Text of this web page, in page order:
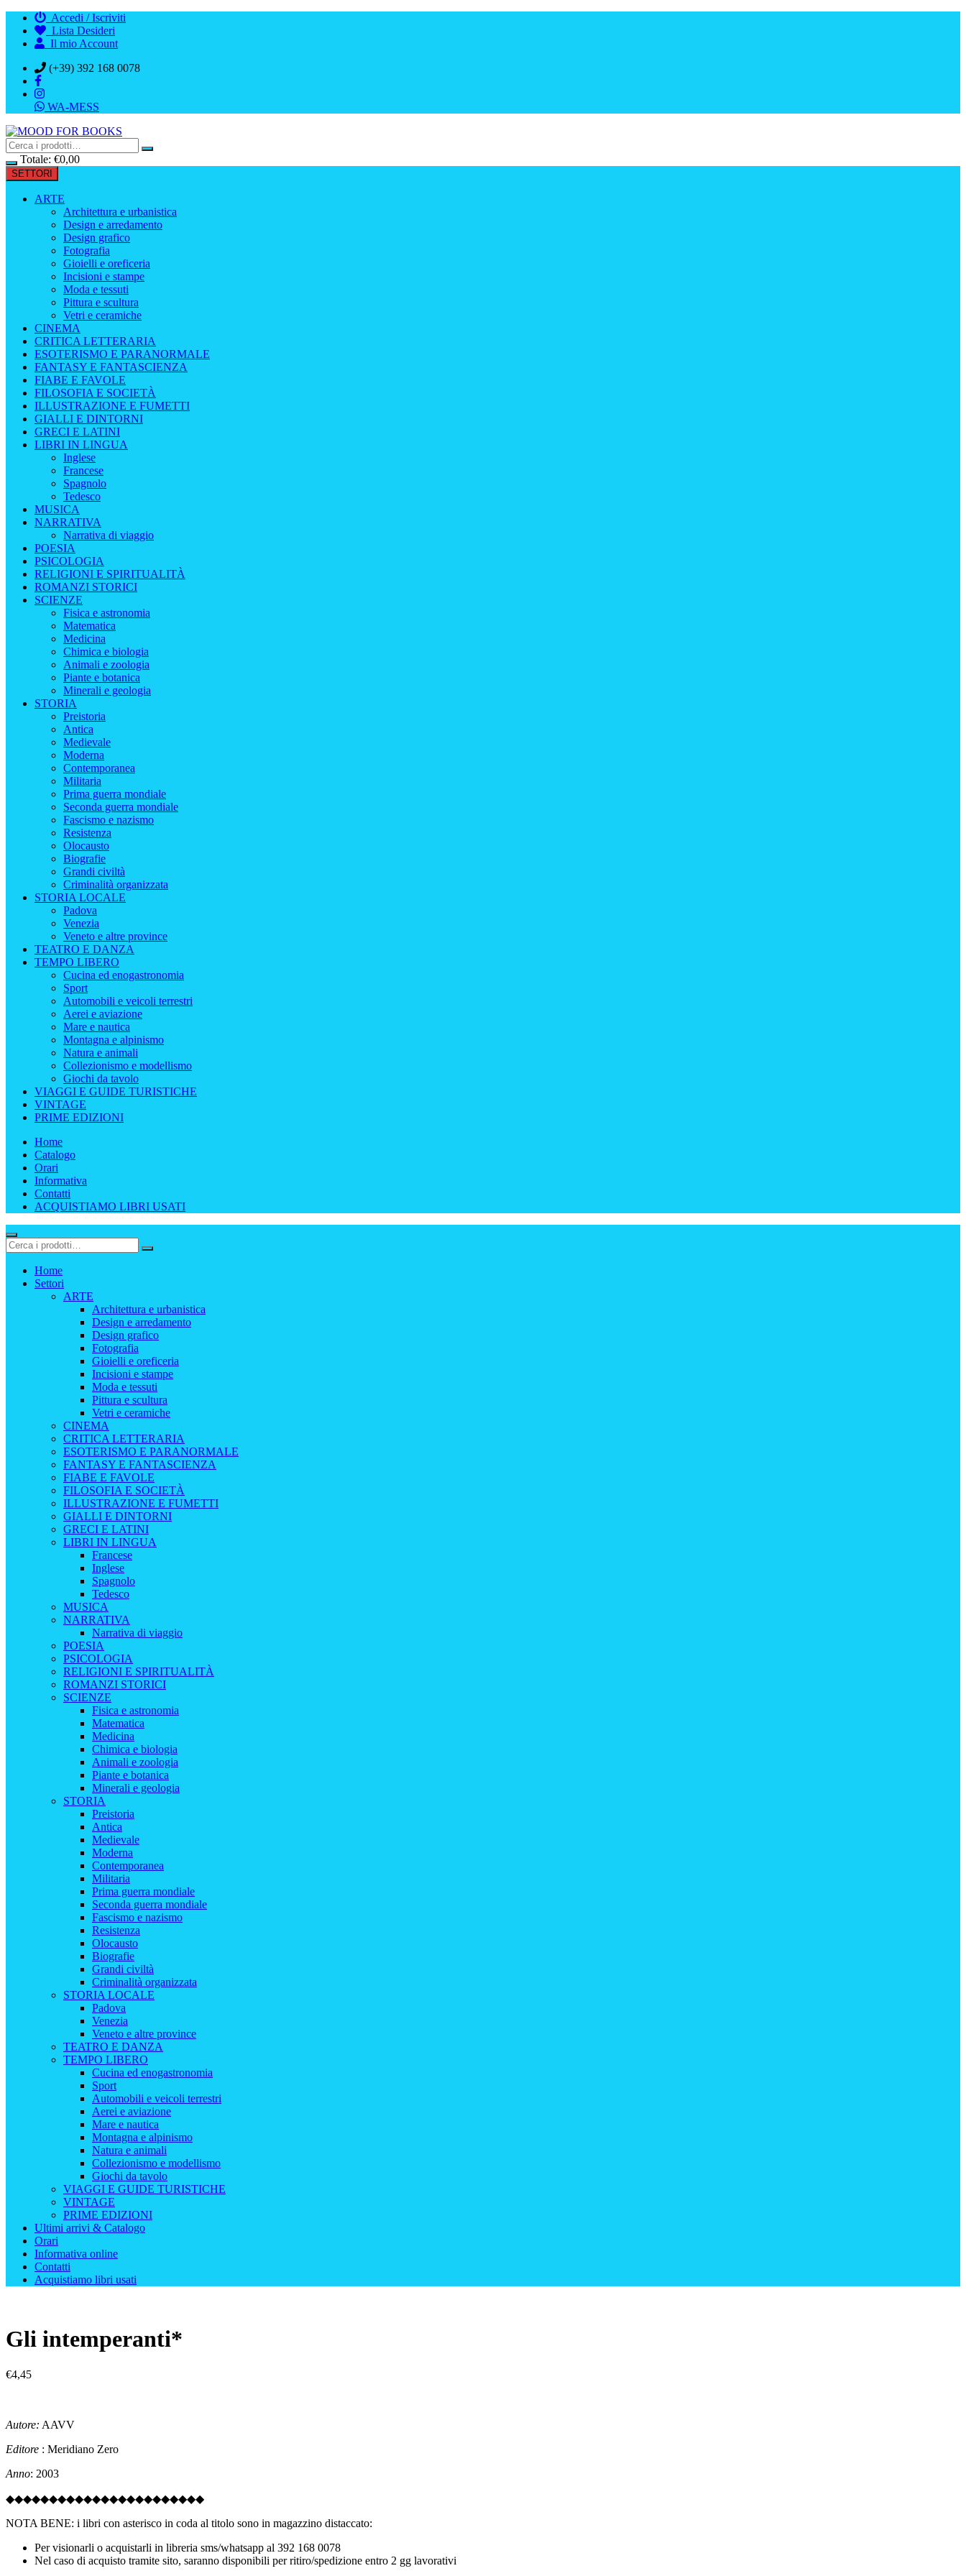
contenuto
Accedi / Iscriviti
Lista Desideri
Il mio Account
(+39) 392 168 0078
WA-MESS
Totale: €0,00
SETTORI
ARTE
Architettura e urbanistica
Design e arredamento
Design grafico
Fotografia
Gioielli e oreficeria
Incisioni e stampe
Moda e tessuti
Pittura e scultura
Vetri e ceramiche
CINEMA
CRITICA LETTERARIA
ESOTERISMO E PARANORMALE
FANTASY E FANTASCIENZA
FIABE E FAVOLE
FILOSOFIA E SOCIETÀ
ILLUSTRAZIONE E FUMETTI
GIALLI E DINTORNI
GRECI E LATINI
LIBRI IN LINGUA
Inglese
Francese
Spagnolo
Tedesco
MUSICA
NARRATIVA
Narrativa di viaggio
POESIA
PSICOLOGIA
RELIGIONI E SPIRITUALITÀ
ROMANZI STORICI
SCIENZE
Fisica e astronomia
Matematica
Medicina
Chimica e biologia
Animali e zoologia
Piante e botanica
Minerali e geologia
STORIA
Preistoria
Antica
Medievale
Moderna
Contemporanea
Militaria
Prima guerra mondiale
Seconda guerra mondiale
Fascismo e nazismo
Resistenza
Olocausto
Biografie
Grandi civiltà
Criminalità organizzata
STORIA LOCALE
Padova
Venezia
Veneto e altre province
TEATRO E DANZA
TEMPO LIBERO
Cucina ed enogastronomia
Sport
Automobili e veicoli terrestri
Aerei e aviazione
Mare e nautica
Montagna e alpinismo
Natura e animali
Collezionismo e modellismo
Giochi da tavolo
VIAGGI E GUIDE TURISTICHE
VINTAGE
PRIME EDIZIONI
Home
Catalogo
Orari
Informativa
Contatti
ACQUISTIAMO LIBRI USATI
Home
Settori
ARTE
Architettura e urbanistica
Design e arredamento
Design grafico
Fotografia
Gioielli e oreficeria
Incisioni e stampe
Moda e tessuti
Pittura e scultura
Vetri e ceramiche
CINEMA
CRITICA LETTERARIA
ESOTERISMO E PARANORMALE
FANTASY E FANTASCIENZA
FIABE E FAVOLE
FILOSOFIA E SOCIETÀ
ILLUSTRAZIONE E FUMETTI
GIALLI E DINTORNI
GRECI E LATINI
LIBRI IN LINGUA
Francese
Inglese
Spagnolo
Tedesco
MUSICA
NARRATIVA
Narrativa di viaggio
POESIA
PSICOLOGIA
RELIGIONI E SPIRITUALITÀ
ROMANZI STORICI
SCIENZE
Fisica e astronomia
Matematica
Medicina
Chimica e biologia
Animali e zoologia
Piante e botanica
Minerali e geologia
STORIA
Preistoria
Antica
Medievale
Moderna
Contemporanea
Militaria
Prima guerra mondiale
Seconda guerra mondiale
Fascismo e nazismo
Resistenza
Olocausto
Biografie
Grandi civiltà
Criminalità organizzata
STORIA LOCALE
Padova
Venezia
Veneto e altre province
TEATRO E DANZA
TEMPO LIBERO
Cucina ed enogastronomia
Sport
Automobili e veicoli terrestri
Aerei e aviazione
Mare e nautica
Montagna e alpinismo
Natura e animali
Collezionismo e modellismo
Giochi da tavolo
VIAGGI E GUIDE TURISTICHE
VINTAGE
PRIME EDIZIONI
Ultimi arrivi & Catalogo
Orari
Informativa online
Contatti
Acquistiamo libri usati
Gli intemperanti*
€4,45
Autore: AAVV
Editore : Meridiano Zero
Anno: 2003
◆◆◆◆◆◆◆◆◆◆◆◆◆◆◆◆◆◆◆◆◆◆◆
NOTA BENE: i libri con asterisco in coda al titolo sono in magazzino distaccato:
Per visionarli o acquistarli in libreria sms/whatsapp al 392 168 0078
Nel caso di acquisto tramite sito, saranno disponibili per ritiro/spedizione entro 2 gg lavorativi